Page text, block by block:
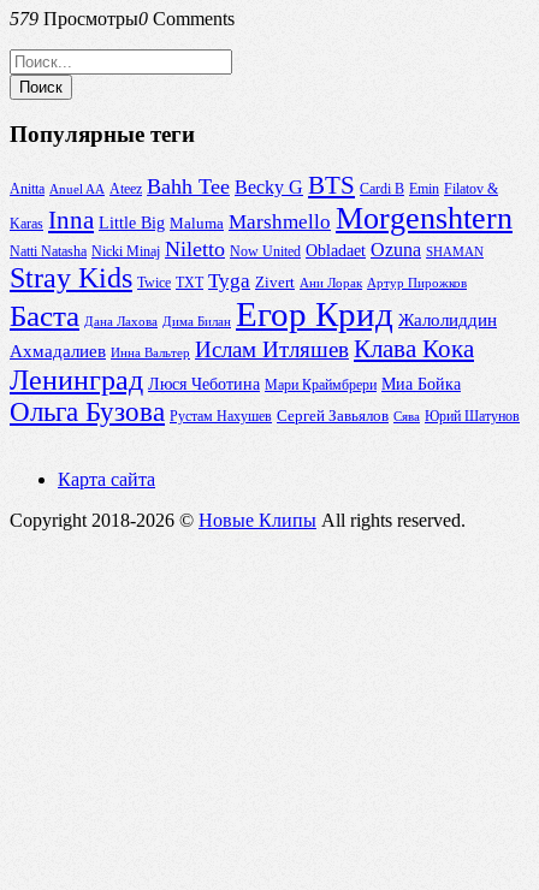
579 Просмотры0 Comments
Популярные теги
Anitta Anuel AA Ateez Bahh Tee Becky G BTS Cardi B Emin Filatov &
Karas Inna Little Big Maluma Marshmello Morgenshtern
Natti Natasha Nicki Minaj Niletto Now United Obladaet Ozuna SHAMAN
Stray Kids Twice TXT Tyga Zivert Ани Лорак Артур Пирожков
Баста Дана Лахова Дима Билан Егор Крид Жалолиддин
Ахмадалиев Инна Вальтер Ислам ИтляшевКлава Кока
Ленинград Люся Чеботина Мари Краймбрери Миа Бойка
Ольга Бузова Рустам Нахушев Сергей Завьялов Сява Юрий Шатунов
Карта сайта
Copyright 2018-2026 © Новые Клипы All rights reserved.